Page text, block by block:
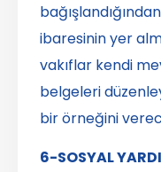
ibaresinin yer
vakıflar kendi
belgeleri
bir örneğini
6-SOSYAL